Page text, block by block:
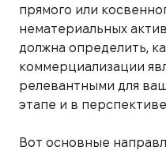
прямого или
нематериальных
должна определить,
коммерциализации
релевантными для
этапе и в
Вот основные